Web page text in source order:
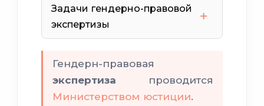
Задачи гендерно-правовой
экспертизы
Гендерн-правовая
экспертиза проводится
Министерством юстиции.